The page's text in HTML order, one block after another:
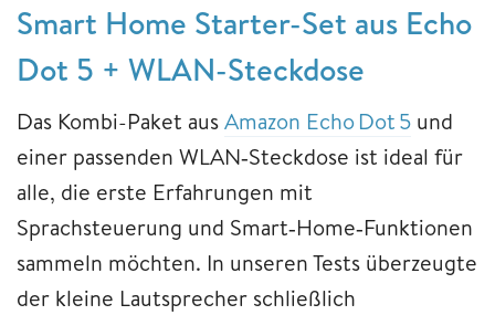
Smart Home Starter-Set aus Echo
Dot 5 + WLAN-Steckdose
Das Kombi-Paket ausAmazon Echo Dot 5 und
einer passenden WLAN‑Steckdose ist ideal für
alle, die erste Erfahrungen mit
Sprachsteuerung und Smart‑Home‑Funktionen
sammeln möchten. In unseren Tests überzeugte
der kleine Lautsprecher schließlich